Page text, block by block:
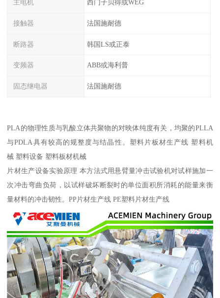
主电机 西门子贝得或WEG
接触器 法国施耐德
断路器 韩国LS或正泰
变频器 ABB或海利普
固态继电器 法国施耐德
PLA的物理性质与乳酸立体共聚物的对映体纯度有关，均聚的PLLA
与PDLA具有较高的规整度与结晶性。塑料片板材生产线 塑料机
械 塑料设备 塑料板材机械
片材生产设备实验原理 本方法式用悬臂量冲击试验机对试样施加一
次冲击弯曲负荷，以试样破坏断裂时的单位面积所消耗的能量来衡
量材料的冲击韧性。PP片材生产线 PE塑料片材生产线